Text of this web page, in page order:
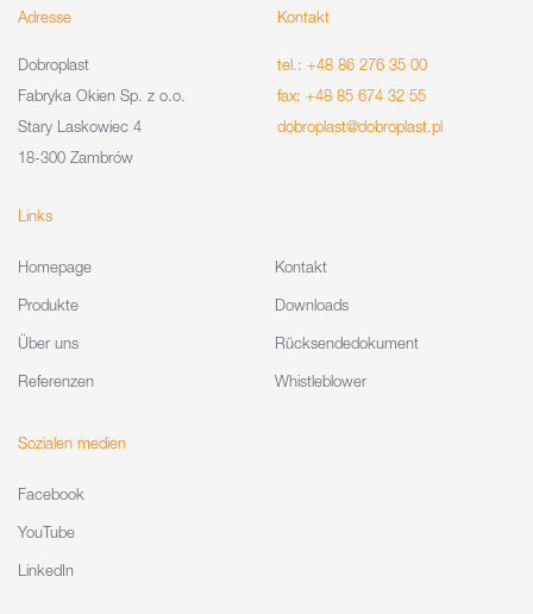
Adresse
Dobroplast
Fabryka Okien Sp. z o.o.
Stary Laskowiec 4
18-300 Zambrów
Kontakt
tel.: +48 86 276 35 00
fax: +48 85 674 32 55
dobroplast@dobroplast.pl
Links
Homepage
Produkte
Über uns
Referenzen
Kontakt
Downloads
Rücksendedokument
Whistleblower
Sozialen medien
Facebook
YouTube
LinkedIn